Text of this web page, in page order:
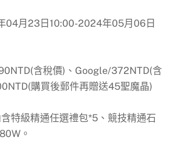
04月23日10:00-2024年05月06日
含稅價)、Google/372NTD(含
購買後郵件再贈送45聖魔晶)
特級精通任選禮包*5、競技精通石
。